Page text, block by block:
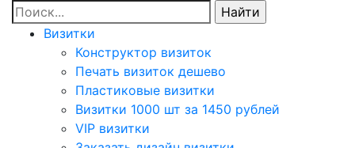
Визитки
Конструктор визиток
Печать визиток дешево
Пластиковые визитки
Визитки 1000 шт за 1450 рублей
VIP визитки